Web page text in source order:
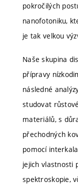
pokročilých
nanofotoniku,
je tak velkou
Naše skupina
přípravy
následné
studovat
materiálů, s
přechodných
pomocí
jejich vlastnosti
spektroskopie,